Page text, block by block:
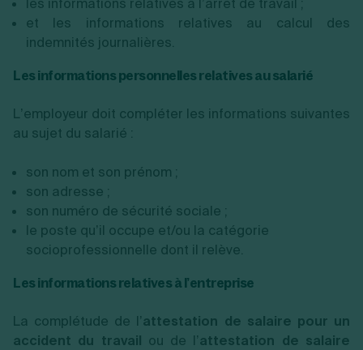
et les informations relatives au calcul des
indemnités journalières.
Les informations personnelles relatives au salarié
L’employeur doit compléter les informations suivantes
au sujet du salarié :
son nom et son prénom ;
son adresse ;
son numéro de sécurité sociale ;
le poste qu’il occupe et/ou la catégorie
socioprofessionnelle dont il relève.
Les informations relatives à l’entreprise
La complétude de l’attestation de salaire pour un
accident du travail ou de l’attestation de salaire